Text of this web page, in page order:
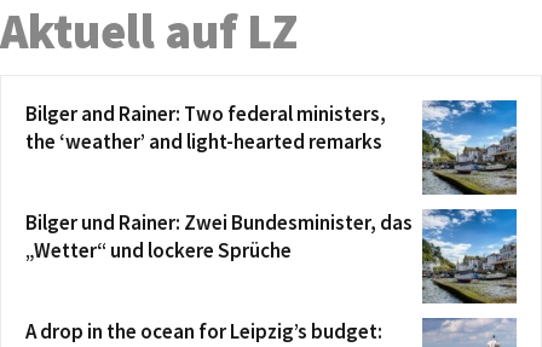
Aktuell auf LZ
Bilger and Rainer: Two federal ministers,
the ‘weather’ and light-hearted remarks
Bilger und Rainer: Zwei Bundesminister, das
„Wetter“ und lockere Sprüche
A drop in the ocean for Leipzig’s budget: